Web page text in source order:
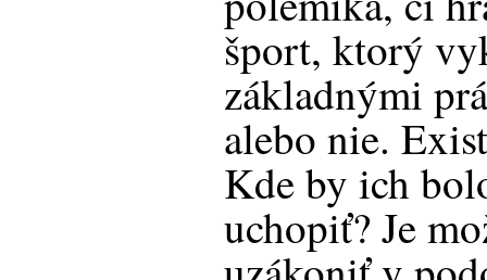
šport, ktorý
základnými
alebo nie.
Kde by ich
uchopiť? Je